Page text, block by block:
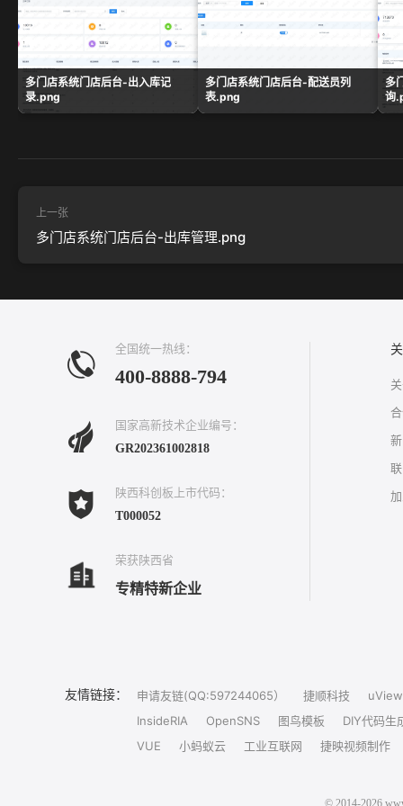
多门店系统门店后台-出入库记
录.png
多门店系统门店后台-配送员列
表.png
多
询
上一张
多门店系统门店后台-出库管理.png
全国统一热线：
400-8888-794
国家高新技术企业编号：
GR202361002818
陕西科创板上市代码：
T000052
荣获陕西省
专精特新企业
友情链接： 申请友链(QQ:597244065） 捷顺科技
uView
InsideRIA
OpenSNS 图鸟模板
DIY代码生
VUE
小蚂蚁云 工业互联网 捷映视频制作
© 2014-2026